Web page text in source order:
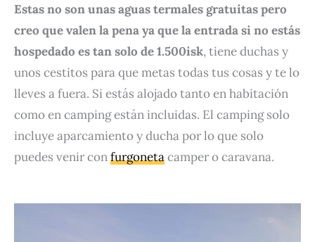
Estas no son unas aguas termales gratuitas pero
creo que valen la pena ya que la entrada si no estás
hospedado es tan solo de 1.500isk, tiene duchas y
unos cestitos para que metas todas tus cosas y te lo
lleves a fuera. Si estás alojado tanto en habitación
como en camping están incluidas. El camping solo
incluye aparcamiento y ducha por lo que solo
puedes venir confurgonetacamper o caravana.